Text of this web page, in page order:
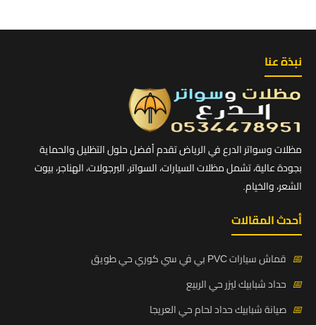
نبذة عنا
مظلات وسواتر الدرع في الرياض تقدم أفضل حلول التظليل والحماية
بجودة عالية، تشمل مظلات السيارات، السواتر، البرجولات، الهناجر، بيوت
الشعر، والخيام.
أحدث المقالات
📅 قماش سيارات PVC بي في سي كوري حي طويق
📅 حداد شبابيك ليزر حي الربيع
📅 صيانة شبابيك حداد لحام حي العريجا